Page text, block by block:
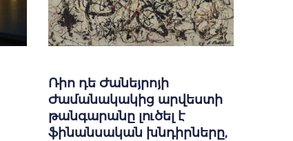
Ռիո դե Ժանեյրոյի
Ժամանակակից արվեստի
թանգարանը լուծել է
ֆինանսական խնդիրները,